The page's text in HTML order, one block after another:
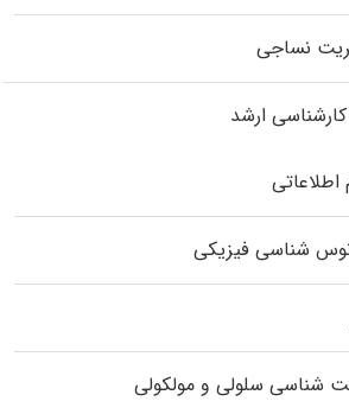
نساجی
ارشد
شناسی فیزیکی
شناسی سلولی و مولکولی